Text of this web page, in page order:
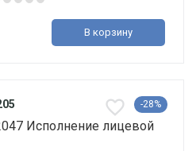
В корзину
-28%
Исполнение лицевой